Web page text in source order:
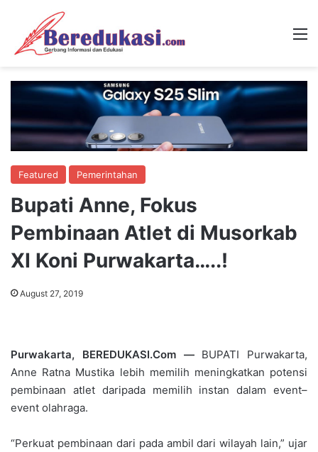
Featured Pemerintahan
Bupati Anne, Fokus
Pembinaan Atlet di Musorkab
XI Koni Purwakarta…..!
August 27, 2019
Purwakarta, BEREDUKASI.Com —BUPATI Purwakarta,
Anne Ratna Mustika lebih memilih meningkatkan potensi
pembinaan atlet daripada memilih instan dalam event–
event olahraga.
“Perkuat pembinaan dari pada ambil dari wilayah lain,” ujar